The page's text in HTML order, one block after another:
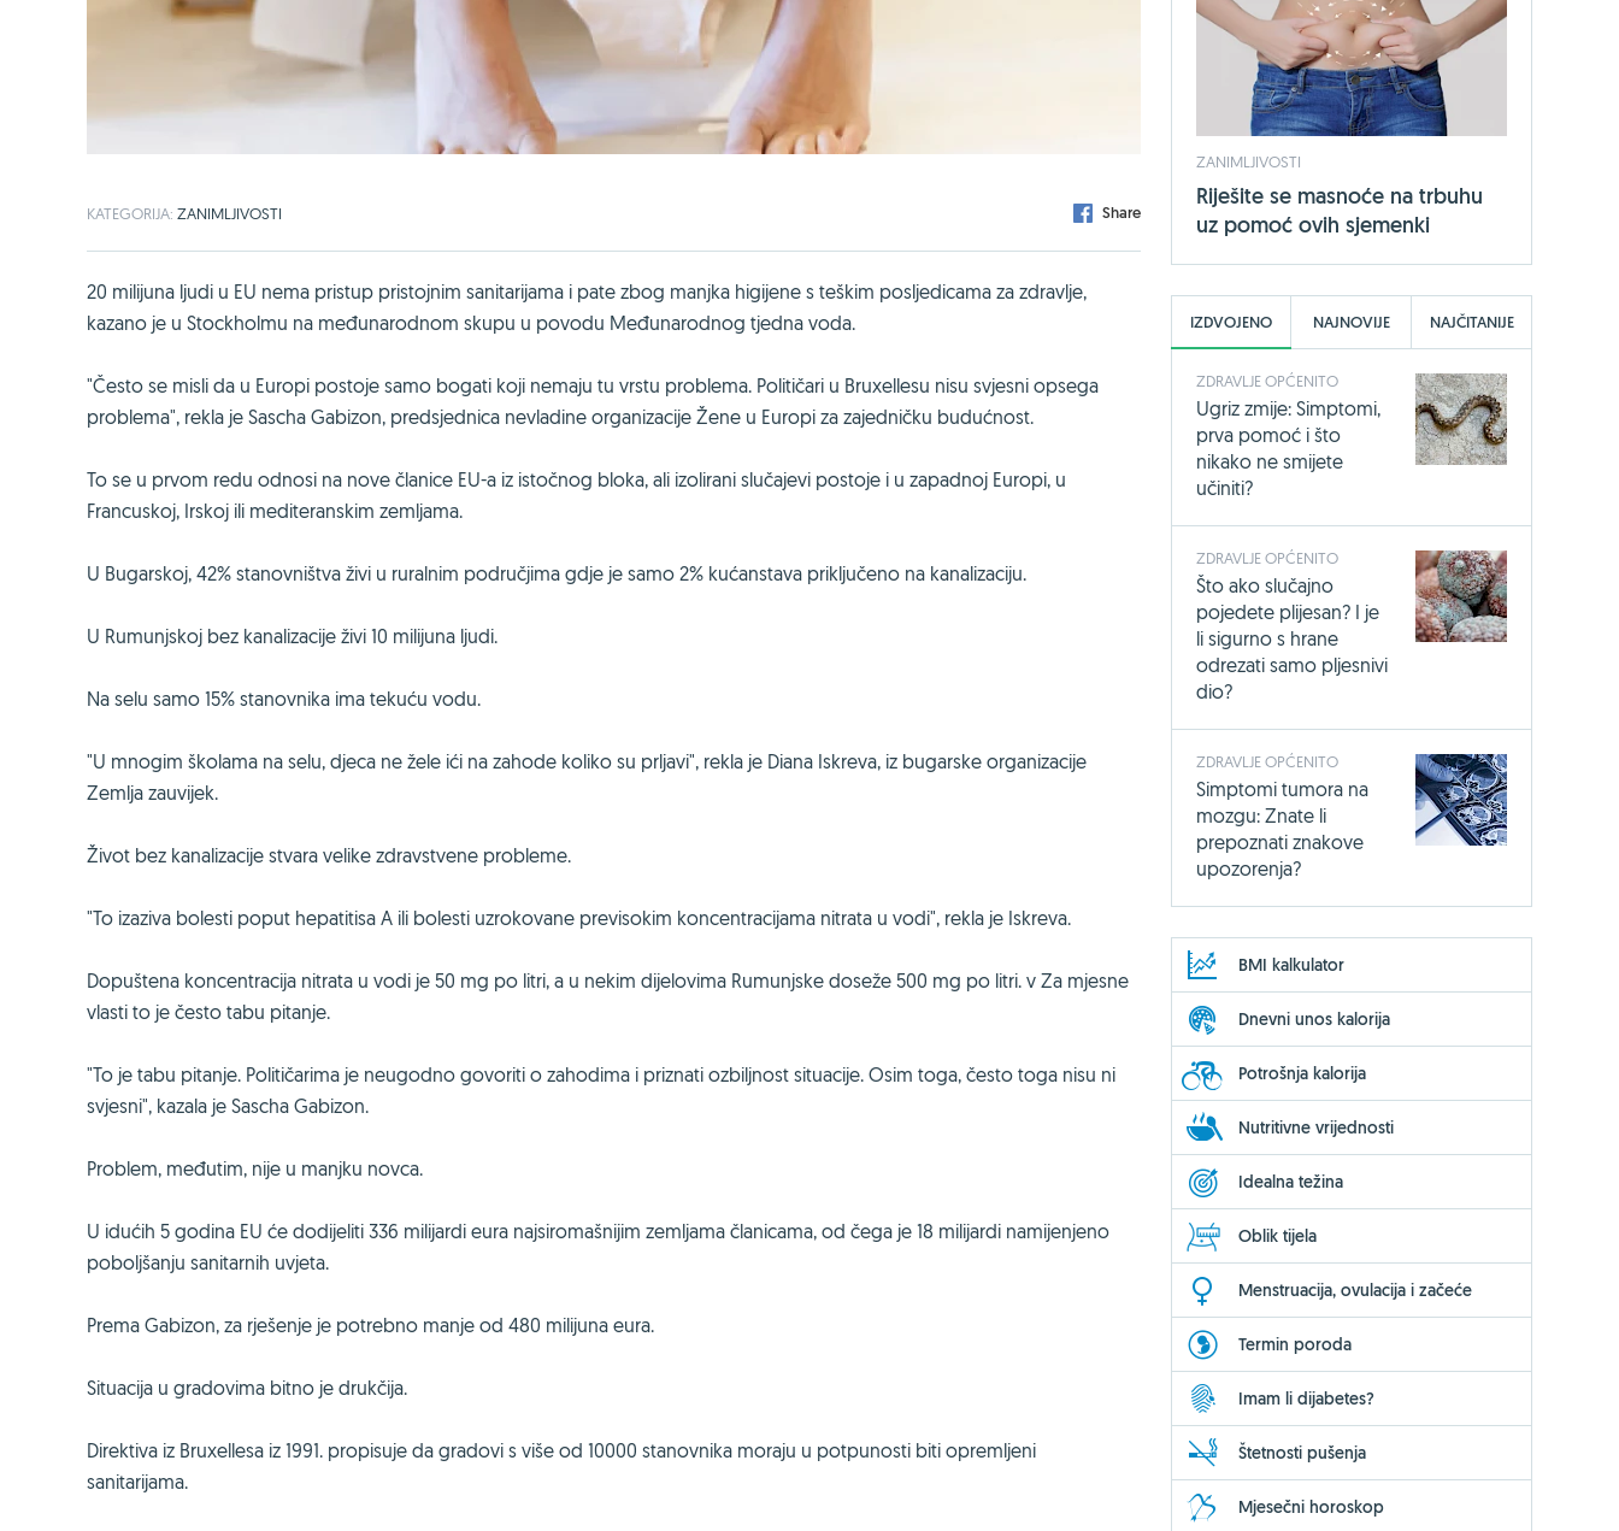
KATEGORIJA: ZANIMLJIVOSTI Share
20 milijuna ljudi u EU nema pristup pristojnim sanitarijama i pate zbog manjka higijene s teškim posljedicama za zdravlje,
kazano je u Stockholmu na međunarodnom skupu u povodu Međunarodnog tjedna voda.
"Često se misli da u Europi postoje samo bogati koji nemaju tu vrstu problema. Političari u Bruxellesu nisu svjesni opsega
problema", rekla je Sascha Gabizon, predsjednica nevladine organizacije Žene u Europi za zajedničku budućnost.
To se u prvom redu odnosi na nove članice EU-a iz istočnog bloka, ali izolirani slučajevi postoje i u zapadnoj Europi, u
Francuskoj, Irskoj ili mediteranskim zemljama.
U Bugarskoj, 42% stanovništva živi u ruralnim područjima gdje je samo 2% kućanstava priključeno na kanalizaciju.
U Rumunjskoj bez kanalizacije živi 10 milijuna ljudi.
Na selu samo 15% stanovnika ima tekuću vodu.
"U mnogim školama na selu, djeca ne žele ići na zahode koliko su prljavi", rekla je Diana Iskreva, iz bugarske organizacije
Zemlja zauvijek.
Život bez kanalizacije stvara velike zdravstvene probleme.
"To izaziva bolesti poput hepatitisa A ili bolesti uzrokovane previsokim koncentracijama nitrata u vodi", rekla je Iskreva.
Dopuštena koncentracija nitrata u vodi je 50 mg po litri, a u nekim dijelovima Rumunjske doseže 500 mg po litri. v Za mjesne
vlasti to je često tabu pitanje.
"To je tabu pitanje. Političarima je neugodno govoriti o zahodima i priznati ozbiljnost situacije. Osim toga, često toga nisu ni
svjesni", kazala je Sascha Gabizon.
Problem, međutim, nije u manjku novca.
U idućih 5 godina EU će dodijeliti 336 milijardi eura najsiromašnijim zemljama članicama, od čega je 18 milijardi namijenjeno
poboljšanju sanitarnih uvjeta.
Prema Gabizon, za rješenje je potrebno manje od 480 milijuna eura.
Situacija u gradovima bitno je drukčija.
Direktiva iz Bruxellesa iz 1991. propisuje da gradovi s više od 10000 stanovnika moraju u potpunosti biti opremljeni
sanitarijama.
ZANIMLJIVOSTI
Riješite se masnoće na trbuhu
uz pomoć ovih sjemenki
IZDVOJENO NAJNOVIJE NAJČITANIJE
ZDRAVLJE OPĆENITO
Ugriz zmije: Simptomi,
prva pomoć i što
nikako ne smijete
učiniti?
ZDRAVLJE OPĆENITO
Što ako slučajno
pojedete plijesan? I je
li sigurno s hrane
odrezati samo pljesnivi
dio?
ZDRAVLJE OPĆENITO
Simptomi tumora na
mozgu: Znate li
prepoznati znakove
upozorenja?
BMI kalkulator
Dnevni unos kalorija
Potrošnja kalorija
Nutritivne vrijednosti
Idealna težina
Oblik tijela
Menstruacija, ovulacija i začeće
Termin poroda
Imam li dijabetes?
Štetnosti pušenja
Mjesečni horoskop